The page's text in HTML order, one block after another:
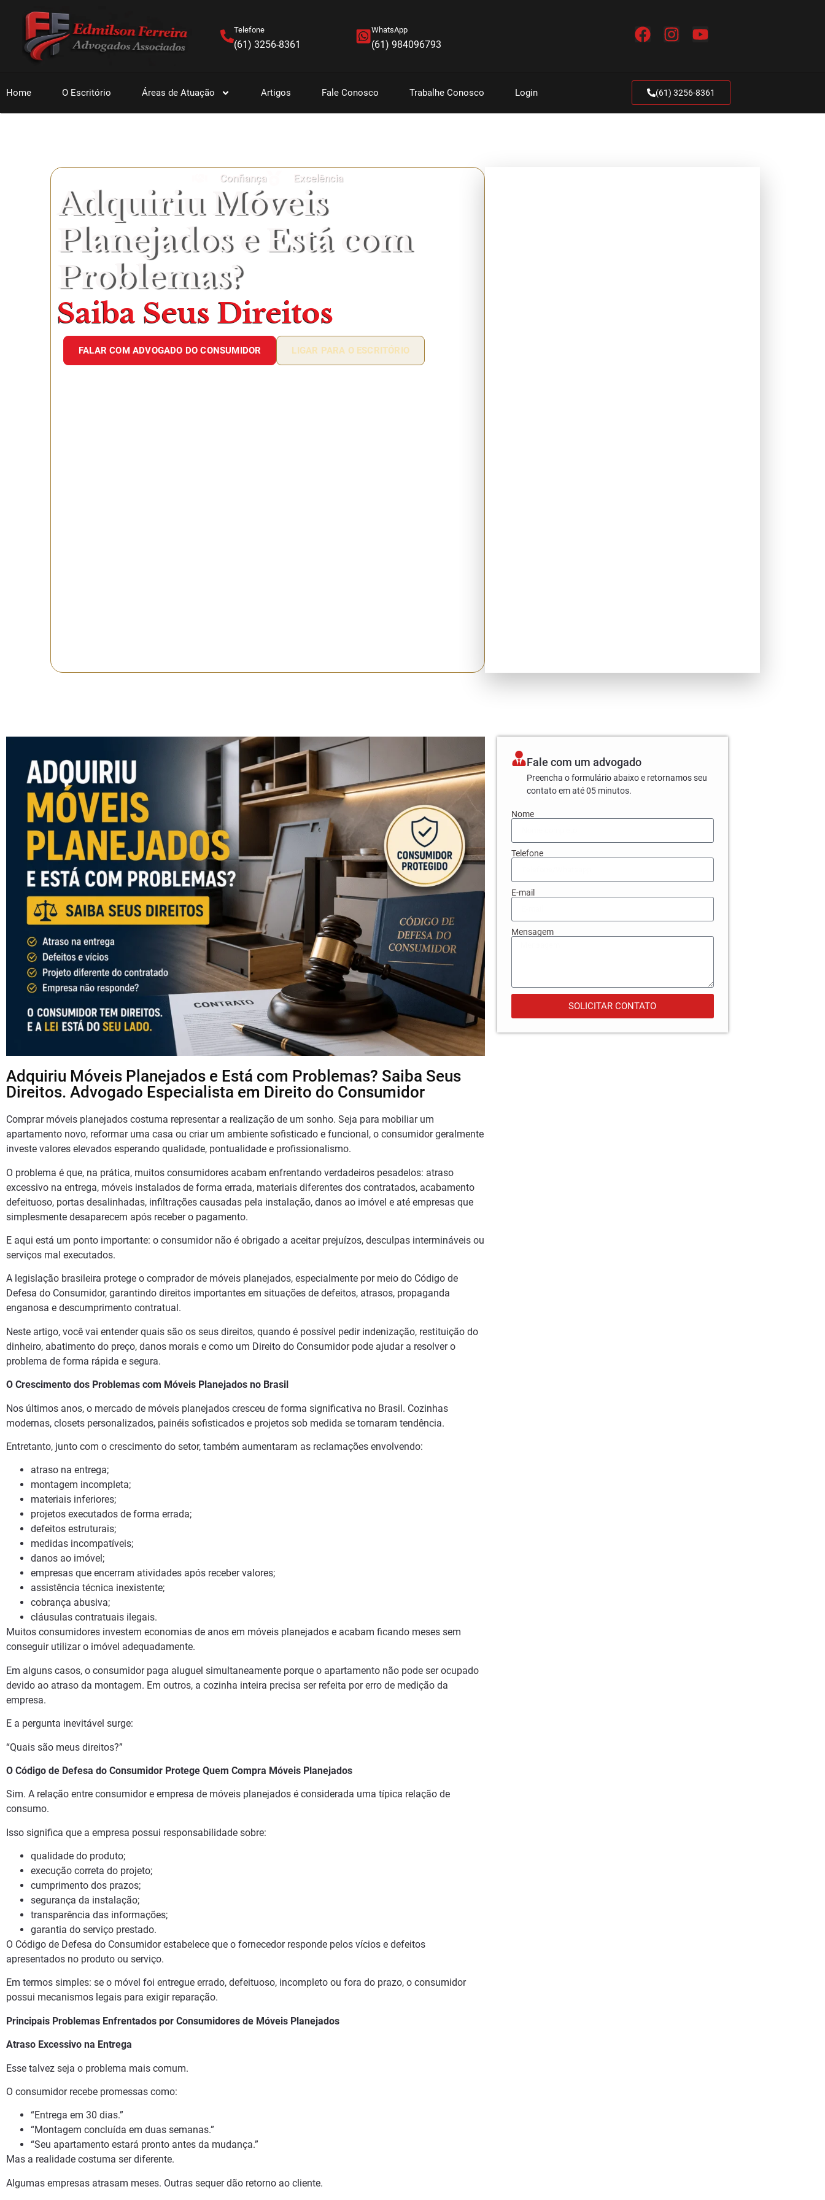
Telefone
(61) 3256-8361
WhatsApp
(61) 984096793
Home O Escritório Áreas de Atuação Artigos Fale Conosco Trabalhe Conosco Login (61) 3256-8361
Confiança Excelência
Adquiriu Móveis
Planejados e Está com
Problemas?
Saiba Seus Direitos
FALAR COM ADVOGADO DO CONSUMIDOR LIGAR PARA O ESCRITÓRIO
Adquiriu Móveis Planejados e Está com Problemas? Saiba Seus
Direitos. Advogado Especialista em Direito do Consumidor
Comprar móveis planejados costuma representar a realização de um sonho. Seja para mobiliar um
apartamento novo, reformar uma casa ou criar um ambiente sofisticado e funcional, o consumidor geralmente
investe valores elevados esperando qualidade, pontualidade e profissionalismo.
O problema é que, na prática, muitos consumidores acabam enfrentando verdadeiros pesadelos: atraso
excessivo na entrega, móveis instalados de forma errada, materiais diferentes dos contratados, acabamento
defeituoso, portas desalinhadas, infiltrações causadas pela instalação, danos ao imóvel e até empresas que
simplesmente desaparecem após receber o pagamento.
E aqui está um ponto importante: o consumidor não é obrigado a aceitar prejuízos, desculpas intermináveis ou
serviços mal executados.
A legislação brasileira protege o comprador de móveis planejados, especialmente por meio do Código de
Defesa do Consumidor, garantindo direitos importantes em situações de defeitos, atrasos, propaganda
enganosa e descumprimento contratual.
Neste artigo, você vai entender quais são os seus direitos, quando é possível pedir indenização, restituição do
dinheiro, abatimento do preço, danos morais e como um Direito do Consumidor pode ajudar a resolver o
problema de forma rápida e segura.
O Crescimento dos Problemas com Móveis Planejados no Brasil
Nos últimos anos, o mercado de móveis planejados cresceu de forma significativa no Brasil. Cozinhas
modernas, closets personalizados, painéis sofisticados e projetos sob medida se tornaram tendência.
Entretanto, junto com o crescimento do setor, também aumentaram as reclamações envolvendo:
atraso na entrega;
montagem incompleta;
materiais inferiores;
projetos executados de forma errada;
defeitos estruturais;
medidas incompatíveis;
danos ao imóvel;
empresas que encerram atividades após receber valores;
assistência técnica inexistente;
cobrança abusiva;
cláusulas contratuais ilegais.
Muitos consumidores investem economias de anos em móveis planejados e acabam ficando meses sem
conseguir utilizar o imóvel adequadamente.
Em alguns casos, o consumidor paga aluguel simultaneamente porque o apartamento não pode ser ocupado
devido ao atraso da montagem. Em outros, a cozinha inteira precisa ser refeita por erro de medição da
empresa.
E a pergunta inevitável surge:
“Quais são meus direitos?”
O Código de Defesa do Consumidor Protege Quem Compra Móveis Planejados
Sim. A relação entre consumidor e empresa de móveis planejados é considerada uma típica relação de
consumo.
Isso significa que a empresa possui responsabilidade sobre:
qualidade do produto;
execução correta do projeto;
cumprimento dos prazos;
segurança da instalação;
transparência das informações;
garantia do serviço prestado.
O Código de Defesa do Consumidor estabelece que o fornecedor responde pelos vícios e defeitos
apresentados no produto ou serviço.
Em termos simples: se o móvel foi entregue errado, defeituoso, incompleto ou fora do prazo, o consumidor
possui mecanismos legais para exigir reparação.
Principais Problemas Enfrentados por Consumidores de Móveis Planejados
Atraso Excessivo na Entrega
Esse talvez seja o problema mais comum.
O consumidor recebe promessas como:
“Entrega em 30 dias.”
“Montagem concluída em duas semanas.”
“Seu apartamento estará pronto antes da mudança.”
Mas a realidade costuma ser diferente.
Algumas empresas atrasam meses. Outras sequer dão retorno ao cliente.
Fale com um advogado
Preencha o formulário abaixo e retornamos seu
contato em até 05 minutos.
Nome
Telefone
E-mail
Mensagem
SOLICITAR CONTATO